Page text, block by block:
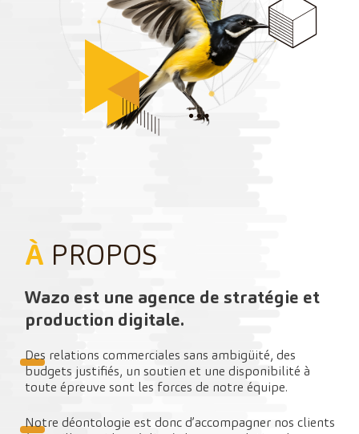
À PROPOS
Wazo est une agence de stratégie et
production digitale.
Des relations commerciales sans ambigüité, des
budgets justifiés, un soutien et une disponibilité à
toute épreuve sont les forces de notre équipe.
Notre déontologie est donc d’accompagner nos clients